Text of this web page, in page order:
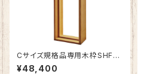
Cサイズ規格品専用木枠SHF-Z
C1
¥48,400